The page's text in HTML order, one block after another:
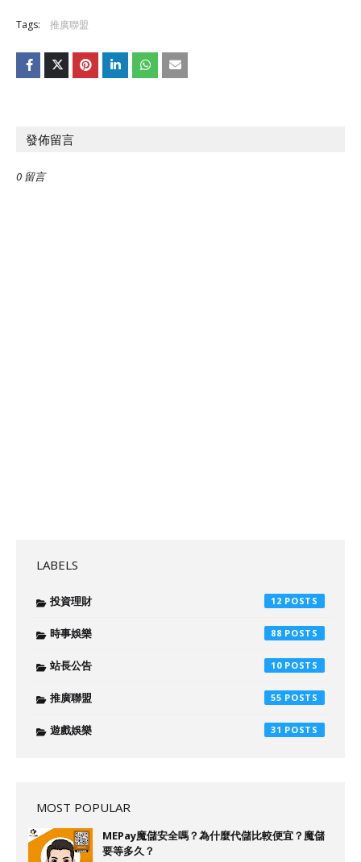
Tags: 推廣聯盟
發佈留言
0 留言
LABELS
投資理財 12
時事娛樂 88
站長公告 10
推廣聯盟 55
遊戲娛樂 31
MOST POPULAR
MEPay魔儲安全嗎？為什麼代儲比較便宜？魔儲
要等多久？